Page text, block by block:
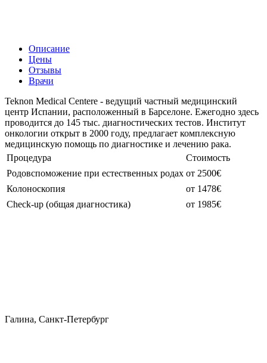
Описание
Цены
Отзывы
Врачи
Teknon Medical Centere - ведущий частный медицинский
центр Испании, расположенный в Барселоне. Ежегодно здесь
проводится до 145 тыс. диагностических тестов. Институт
онкологии открыт в 2000 году, предлагает комплексную
медицинскую помощь по диагностике и лечению рака.
Процедура
Стоимость
Родовспоможение при естественных родах от 2500€
Колоноскопия
от 1478€
Check-up (общая диагностика)
от 1985€
Галина, Санкт-Петербург